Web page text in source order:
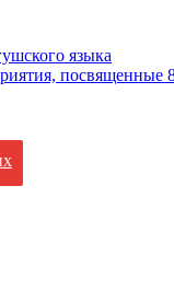
языка
посвященные